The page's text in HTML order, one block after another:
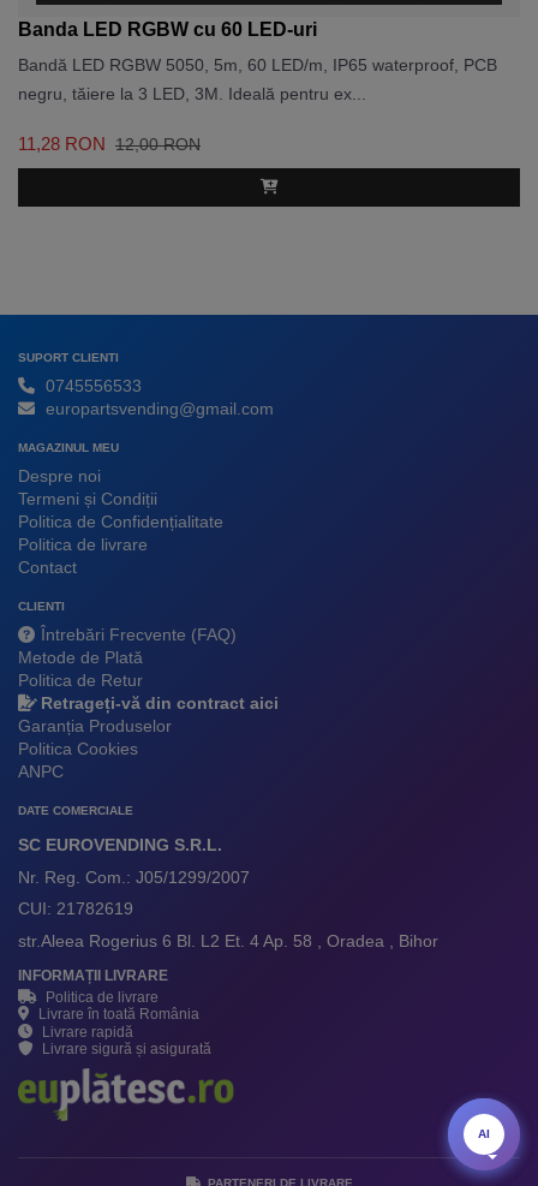
Banda LED RGBW cu 60 LED-uri
Bandă LED RGBW 5050, 5m, 60 LED/m, IP65 waterproof, PCB
negru, tăiere la 3 LED, 3M. Ideală pentru ex...
11,28 RON 12,00 RON
SUPORT CLIENTI
0745556533
europartsvending@gmail.com
MAGAZINUL MEU
Despre noi
Termeni și Condiții
Politica de Confidențialitate
Politica de livrare
Contact
CLIENTI
Întrebări Frecvente (FAQ)
Metode de Plată
Politica de Retur
Retrageți-vă din contract aici
Garanția Produselor
Politica Cookies
ANPC
DATE COMERCIALE
SC EUROVENDING S.R.L.
Nr. Reg. Com.: J05/1299/2007
CUI: 21782619
str.Aleea Rogerius 6 Bl. L2 Et. 4 Ap. 58 , Oradea , Bihor
INFORMAȚII LIVRARE
Politica de livrare
Livrare în toată România
Livrare rapidă
Livrare sigură și asigurată
PARTENERI DE LIVRARE
AI
AI